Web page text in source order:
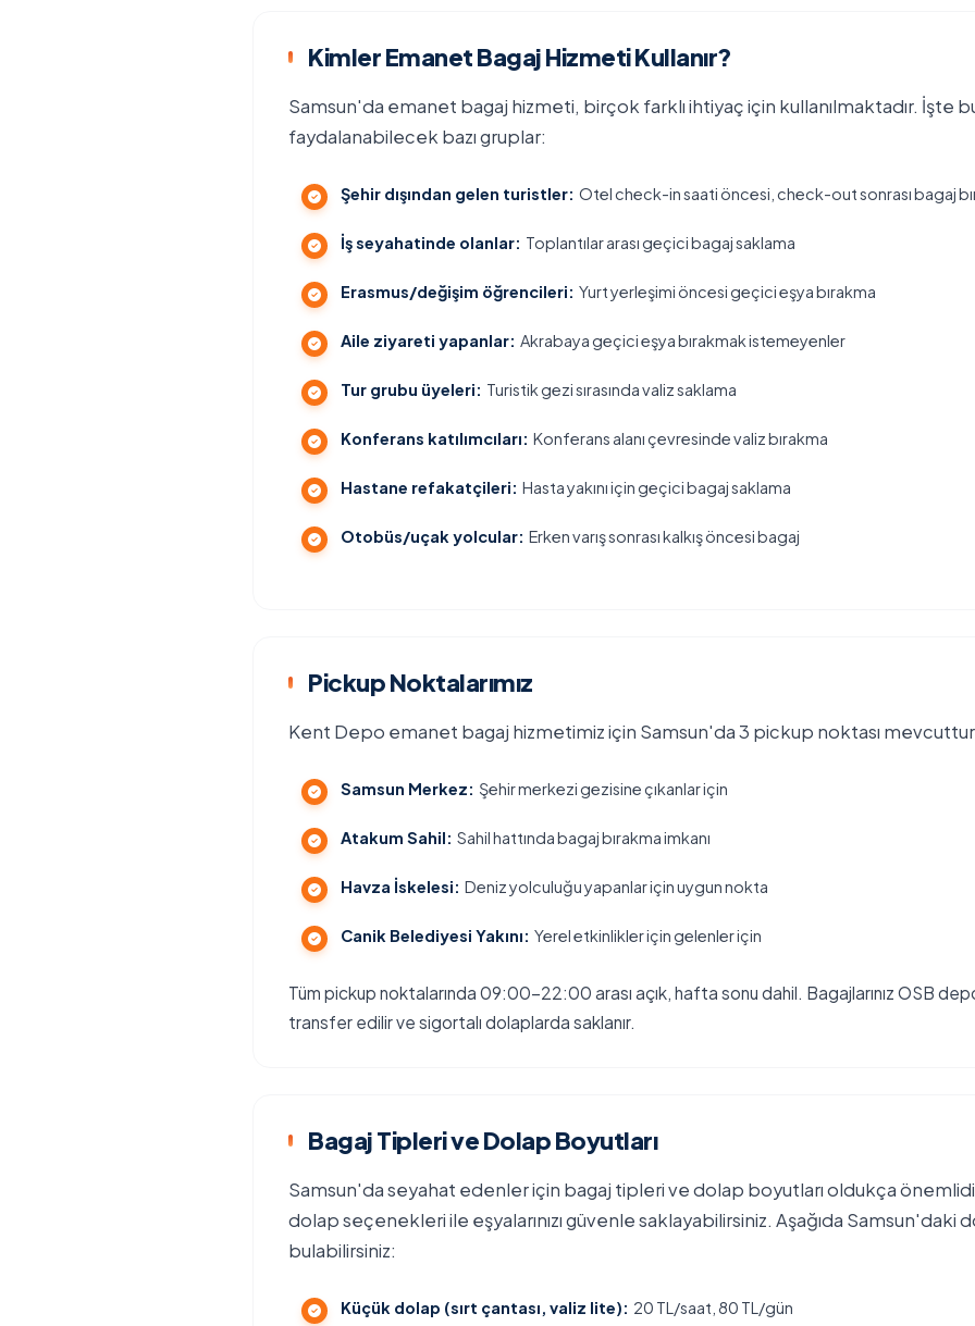
Kimler Emanet Bagaj Hizmeti Kullanır?
Samsun'da emanet bagaj hizmeti, birçok farklı ihtiyaç için kullanılmaktadır. İşte
faydalanabilecek bazı gruplar:
Şehir dışından gelen turistler: Otel check-in saati öncesi, check-out sonrası bagaj
İş seyahatinde olanlar: Toplantılar arası geçici bagaj saklama
Erasmus/değişim öğrencileri: Yurt yerleşimi öncesi geçici eşya bırakma
Aile ziyareti yapanlar: Akrabaya geçici eşya bırakmak istemeyenler
Tur grubu üyeleri: Turistik gezi sırasında valiz saklama
Konferans katılımcıları: Konferans alanı çevresinde valiz bırakma
Hastane refakatçileri: Hasta yakını için geçici bagaj saklama
Otobüs/uçak yolcular: Erken varış sonrası kalkış öncesi bagaj
Pickup Noktalarımız
Kent Depo emanet bagaj hizmetimiz için Samsun'da 3 pickup noktası
Samsun Merkez: Şehir merkezi gezisine çıkanlar için
Atakum Sahil: Sahil hattında bagaj bırakma imkanı
Havza İskelesi: Deniz yolculuğu yapanlar için uygun nokta
Canik Belediyesi Yakını: Yerel etkinlikler için gelenler için
Tüm pickup noktalarında 09:00-22:00 arası açık, hafta sonu dahil. Bagajlarınız OSB
transfer edilir ve sigortalı dolaplarda saklanır.
Bagaj Tipleri ve Dolap Boyutları
Samsun'da seyahat edenler için bagaj tipleri ve dolap boyutları oldukça
dolap seçenekleri ile eşyalarınızı güvenle saklayabilirsiniz. Aşağıda Samsun'daki
bulabilirsiniz:
Küçük dolap (sırt çantası, valiz lite): 20 TL/saat, 80 TL/gün